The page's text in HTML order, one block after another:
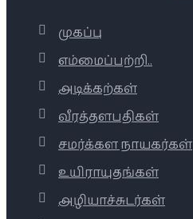
முகப்பு
எம்மைப்பற்றி..
அடிக்கற்கள்
வீரத்தளபதிகள்
சமர்க்கள நாயகர்கள்
உயிராயுதங்கள்
அழியாச்சுடர்கள்